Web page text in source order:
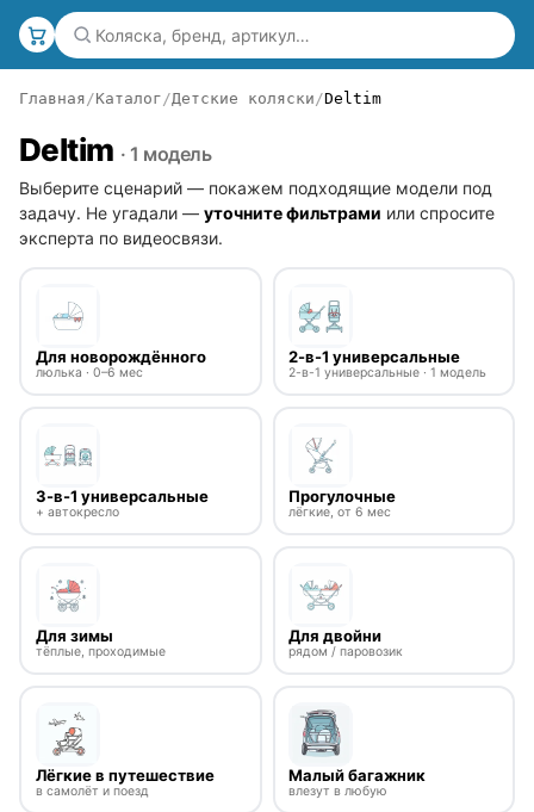
Главная Каталог Детские коляски Deltim
Deltim · 1 модель
Выберите сценарий — покажем подходящие модели под
задачу. Не угадали — уточните фильтрами или спросите
эксперта по видеосвязи.
Для новорождённого
люлька · 0–6 мес
2-в-1 универсальные
2-в-1 универсальные · 1 модель
3-в-1 универсальные
+ автокресло
Прогулочные
лёгкие, от 6 мес
Для зимы
тёплые, проходимые
Для двойни
рядом / паровозик
Лёгкие в путешествие
в самолёт и поезд
Малый багажник
влезут в любую